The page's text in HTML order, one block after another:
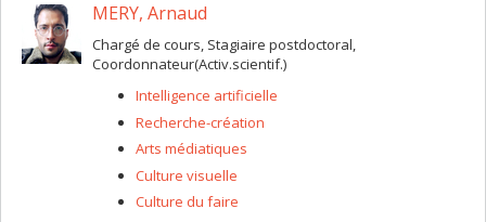
MERY, Arnaud
Chargé de cours, Stagiaire postdoctoral,
Coordonnateur(Activ.scientif.)
Intelligence artificielle
Recherche-création
Arts médiatiques
Culture visuelle
Culture du faire